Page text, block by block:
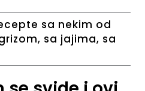
sa nekim od
, sa jajima, sa